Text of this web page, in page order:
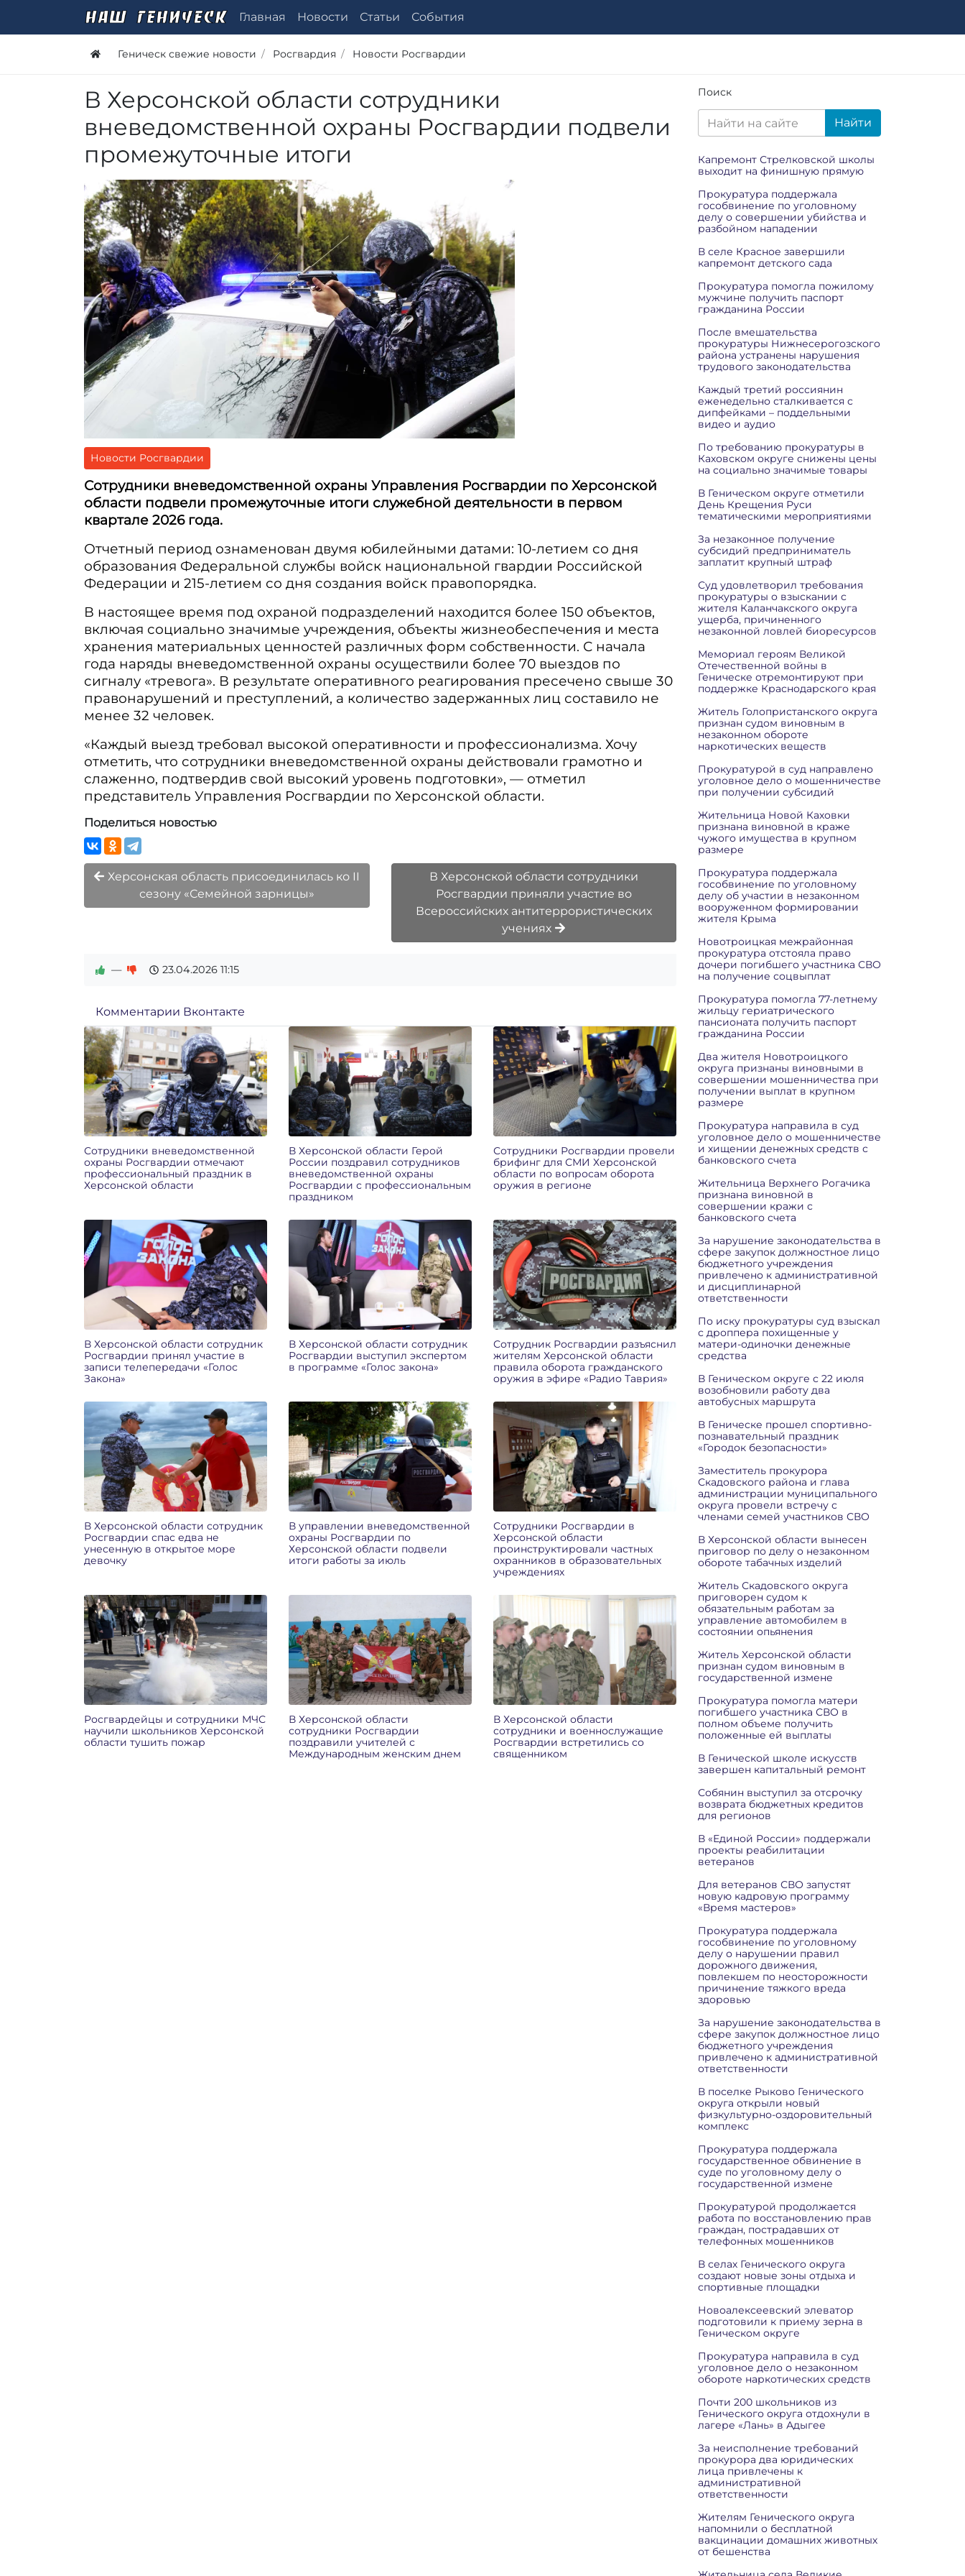
Главная Новости Статьи События
Геническ свежие новости Росгвардия Новости Росгвардии
В Херсонской области сотрудники
вневедомственной охраны Росгвардии подвели
промежуточные итоги
Новости Росгвардии
Сотрудники вневедомственной охраны Управления Росгвардии по Херсонской
области подвели промежуточные итоги служебной деятельности в первом
квартале 2026 года.
Отчетный период ознаменован двумя юбилейными датами: 10-летием со дня
образования Федеральной службы войск национальной гвардии Российской
Федерации и 215-летием со дня создания войск правопорядка.
В настоящее время под охраной подразделений находится более 150 объектов,
включая социально значимые учреждения, объекты жизнеобеспечения и места
хранения материальных ценностей различных форм собственности. С начала
года наряды вневедомственной охраны осуществили более 70 выездов по
сигналу «тревога». В результате оперативного реагирования пресечено свыше 30
правонарушений и преступлений, а количество задержанных лиц составило не
менее 32 человек.
«Каждый выезд требовал высокой оперативности и профессионализма. Хочу
отметить, что сотрудники вневедомственной охраны действовали грамотно и
слаженно, подтвердив свой высокий уровень подготовки», — отметил
представитель Управления Росгвардии по Херсонской области.
Поделиться новостью
Херсонская область присоединилась ко II
сезону «Семейной зарницы»
В Херсонской области сотрудники
Росгвардии приняли участие во
Всероссийских антитеррористических
учениях
— 23.04.2026 11:15
Комментарии Вконтакте
Сотрудники вневедомственной
охраны Росгвардии отмечают
профессиональный праздник в
Херсонской области
В Херсонской области Герой
России поздравил сотрудников
вневедомственной охраны
Росгвардии с профессиональным
праздником
Сотрудники Росгвардии провели
брифинг для СМИ Херсонской
области по вопросам оборота
оружия в регионе
В Херсонской области сотрудник
Росгвардии принял участие в
записи телепередачи «Голос
Закона»
В Херсонской области сотрудник
Росгвардии выступил экспертом
в программе «Голос закона»
Сотрудник Росгвардии разъяснил
жителям Херсонской области
правила оборота гражданского
оружия в эфире «Радио Таврия»
В Херсонской области сотрудник
Росгвардии спас едва не
унесенную в открытое море
девочку
В управлении вневедомственной
охраны Росгвардии по
Херсонской области подвели
итоги работы за июль
Сотрудники Росгвардии в
Херсонской области
проинструктировали частных
охранников в образовательных
учреждениях
Росгвардейцы и сотрудники МЧС
научили школьников Херсонской
области тушить пожар
В Херсонской области
сотрудники Росгвардии
поздравили учителей с
Международным женским днем
В Херсонской области
сотрудники и военнослужащие
Росгвардии встретились со
священником
Поиск
Найти
Капремонт Стрелковской школы
выходит на финишную прямую
Прокуратура поддержала
гособвинение по уголовному
делу о совершении убийства и
разбойном нападении
В селе Красное завершили
капремонт детского сада
Прокуратура помогла пожилому
мужчине получить паспорт
гражданина России
После вмешательства
прокуратуры Нижнесерогозского
района устранены нарушения
трудового законодательства
Каждый третий россиянин
еженедельно сталкивается с
дипфейками – поддельными
видео и аудио
По требованию прокуратуры в
Каховском округе снижены цены
на социально значимые товары
В Геническом округе отметили
День Крещения Руси
тематическими мероприятиями
За незаконное получение
субсидий предприниматель
заплатит крупный штраф
Суд удовлетворил требования
прокуратуры о взыскании с
жителя Каланчакского округа
ущерба, причиненного
незаконной ловлей биоресурсов
Мемориал героям Великой
Отечественной войны в
Геническе отремонтируют при
поддержке Краснодарского края
Житель Голопристанского округа
признан судом виновным в
незаконном обороте
наркотических веществ
Прокуратурой в суд направлено
уголовное дело о мошенничестве
при получении субсидий
Жительница Новой Каховки
признана виновной в краже
чужого имущества в крупном
размере
Прокуратура поддержала
гособвинение по уголовному
делу об участии в незаконном
вооруженном формировании
жителя Крыма
Новотроицкая межрайонная
прокуратура отстояла право
дочери погибшего участника СВО
на получение соцвыплат
Прокуратура помогла 77-летнему
жильцу гериатрического
пансионата получить паспорт
гражданина России
Два жителя Новотроицкого
округа признаны виновными в
совершении мошенничества при
получении выплат в крупном
размере
Прокуратура направила в суд
уголовное дело о мошенничестве
и хищении денежных средств с
банковского счета
Жительница Верхнего Рогачика
признана виновной в
совершении кражи с
банковского счета
За нарушение законодательства в
сфере закупок должностное лицо
бюджетного учреждения
привлечено к административной
и дисциплинарной
ответственности
По иску прокуратуры суд взыскал
с дроппера похищенные у
матери-одиночки денежные
средства
В Геническом округе с 22 июля
возобновили работу два
автобусных маршрута
В Геническе прошел спортивно-
познавательный праздник
«Городок безопасности»
Заместитель прокурора
Скадовского района и глава
администрации муниципального
округа провели встречу с
членами семей участников СВО
В Херсонской области вынесен
приговор по делу о незаконном
обороте табачных изделий
Житель Скадовского округа
приговорен судом к
обязательным работам за
управление автомобилем в
состоянии опьянения
Житель Херсонской области
признан судом виновным в
государственной измене
Прокуратура помогла матери
погибшего участника СВО в
полном объеме получить
положенные ей выплаты
В Генической школе искусств
завершен капитальный ремонт
Собянин выступил за отсрочку
возврата бюджетных кредитов
для регионов
В «Единой России» поддержали
проекты реабилитации
ветеранов
Для ветеранов СВО запустят
новую кадровую программу
«Время мастеров»
Прокуратура поддержала
гособвинение по уголовному
делу о нарушении правил
дорожного движения,
повлекшем по неосторожности
причинение тяжкого вреда
здоровью
За нарушение законодательства в
сфере закупок должностное лицо
бюджетного учреждения
привлечено к административной
ответственности
В поселке Рыково Генического
округа открыли новый
физкультурно-оздоровительный
комплекс
Прокуратура поддержала
государственное обвинение в
суде по уголовному делу о
государственной измене
Прокуратурой продолжается
работа по восстановлению прав
граждан, пострадавших от
телефонных мошенников
В селах Генического округа
создают новые зоны отдыха и
спортивные площадки
Новоалексеевский элеватор
подготовили к приему зерна в
Геническом округе
Прокуратура направила в суд
уголовное дело о незаконном
обороте наркотических средств
Почти 200 школьников из
Генического округа отдохнули в
лагере «Лань» в Адыгее
За неисполнение требований
прокурора два юридических
лица привлечены к
административной
ответственности
Жителям Генического округа
напомнили о бесплатной
вакцинации домашних животных
от бешенства